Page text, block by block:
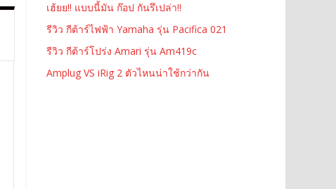
เฮ้ยย!! แบบนี้มัน ก๊อป กันรึเปล่า!!
รีวิว กีต้าร์ไฟฟ้า Yamaha รุ่น Pacifica 021
รีวิว กีต้าร์โปร่ง Amari รุ่น Am419c
Amplug VS iRig 2 ตัวไหนน่าใช้กว่ากัน